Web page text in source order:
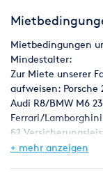
max.
Mietbedingungen
Mindestalter:
Zur Miete unserer
aufweisen: Porsche
Audi R8/BMW M6
Ferrari/
§2
Die genannten
+ mehr anzeigen